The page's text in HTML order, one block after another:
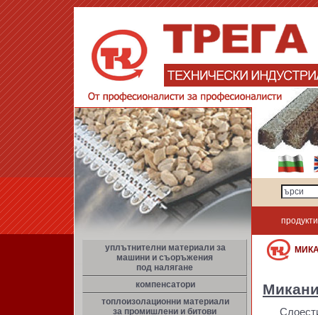
продукти
уплътнителни материали за
машини и съоръжения
под налягане
компенсатори
топлоизолационни материали
за промишлени и битови
Слоести